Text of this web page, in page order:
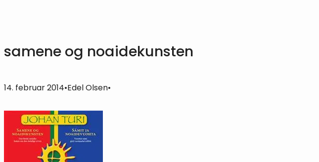
samene og noaidekunsten
14. februar 2014•Edel Olsen•